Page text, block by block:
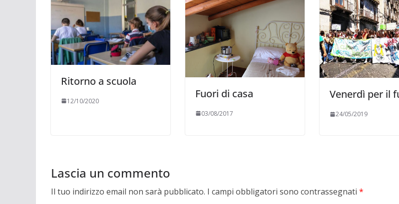
Ritorno a scuola
12/10/2020
Fuori di casa
03/08/2017
Venerdì per il
24/05/2019
Lascia un commento
Il tuo indirizzo email non sarà pubblicato. I campi obbligatori sono contrassegnati *